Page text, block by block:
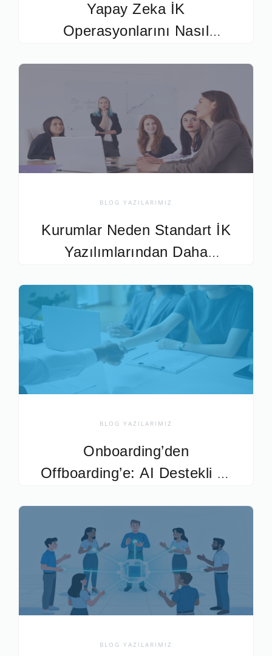
Yapay Zeka İK
Operasyonlarını Nasıl
BLOG YAZILARIMIZ
Kurumlar Neden Standart İK
Yazılımlarından Daha
BLOG YAZILARIMIZ
Onboarding’den
Offboarding’e: AI Destekli İK
BLOG YAZILARIMIZ